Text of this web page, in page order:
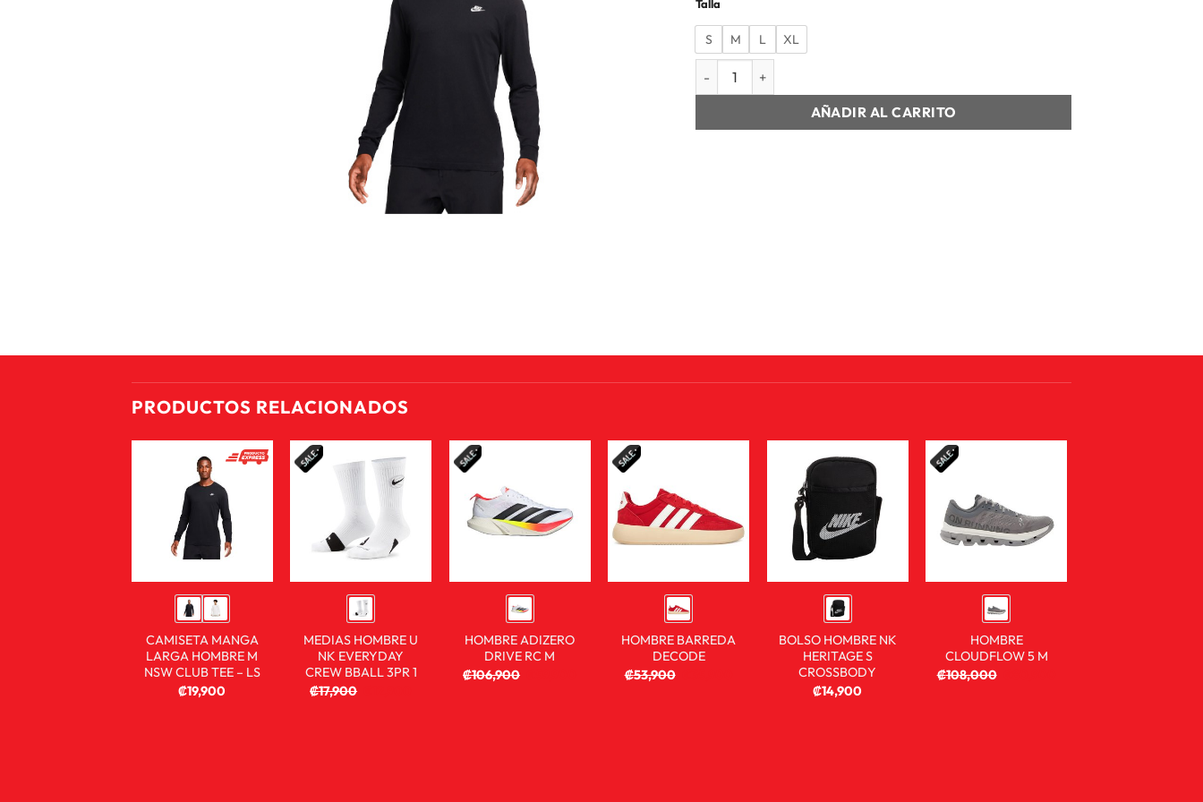
Talla
S M L
XL
CAMISETA MANGA LARGA HOMBRE M NSW CLUB TEE - LS cantidad
AÑADIR AL CARRITO
PRODUCTOS RELACIONADOS
CAMISETA MANGA
LARGA HOMBRE M
NSW CLUB TEE – LS
₡19,900
MEDIAS HOMBRE U
NK EVERYDAY
CREW BBALL 3PR 1
₡17,900
HOMBRE ADIZERO
DRIVE RC M
₡106,900
HOMBRE BARREDA
DECODE
₡53,900
BOLSO HOMBRE NK
HERITAGE S
CROSSBODY
₡14,900
HOMBRE
CLOUDFLOW 5 M
₡108,000